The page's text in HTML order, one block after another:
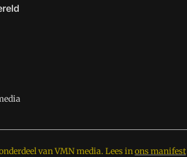
van VMN media. Lees inons manifest